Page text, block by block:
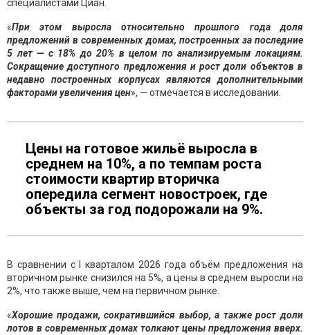
специалистами Циан.
«При этом выросла относительно прошлого года доля
предложений в современных домах, построенных за последние
5 лет — с 18% до 20% в целом по анализируемым локациям.
Сокращение доступного предложения и рост доли объектов в
недавно построенных корпусах являются дополнительными
факторами увеличенияцен», — отмечается в исследовании.
Цены на готовое жильё выросла в
среднем на 10%, а по темпам роста
стоимости квартир вторичка
опередила сегмент новостроек, где
объекты за год подорожали на 9%.
В сравнении с I кварталом 2026 года объём предложения на
вторичном рынке снизился на 5%, а цены в среднем выросли на
2%, что также выше, чем на первичном рынке.
«Хорошие продажи, сократившийся выбор, а также рост доли
лотов в современных домах толкают цены предложения вверх.